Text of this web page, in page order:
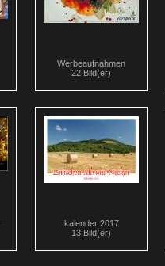
Werbeaufnahmen
22 Bild(er)
kalender 2017
13 Bild(er)